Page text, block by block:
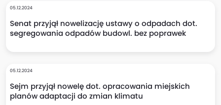
05.12.2024
Senat przyjął nowelizację ustawy o odpadach dot.
segregowania odpadów budowl. bez poprawek
05.12.2024
Sejm przyjął nowelę dot. opracowania miejskich
planów adaptacji do zmian klimatu